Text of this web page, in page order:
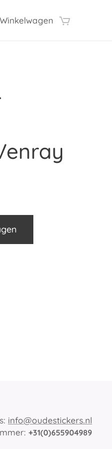
Winkelwagen
info@oudestickers.nl
+31(0)655904989